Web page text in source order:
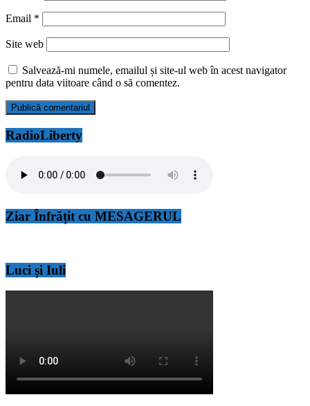
Email *
Site web
Salvează-mi numele, emailul și site-ul web în acest navigator
pentru data viitoare când o să comentez.
RadioLiberty
Ziar Înfrățit cu MESAGERUL
Luci și Iuli